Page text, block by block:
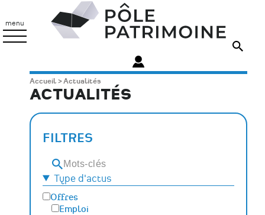
contenu
principal
menu
Patrimoine
Fil
d'Ariane
Accueil Actualités
ACTUALITÉS
FILTRES
Mots-
clésType d'actus
Offres
Emploi